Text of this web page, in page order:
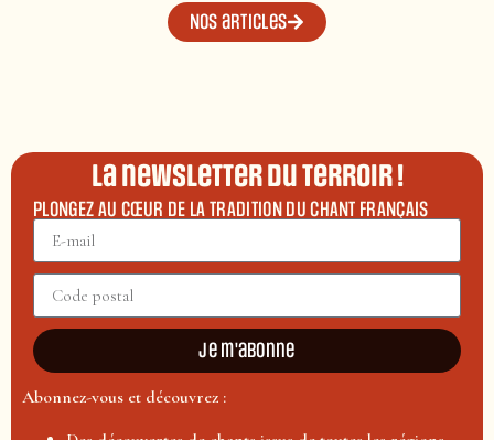
Nos articles
La newsletter du terroir !
PLONGEZ AU CŒUR DE LA TRADITION DU CHANT FRANÇAIS
Je m'abonne
Abonnez-vous et découvrez :